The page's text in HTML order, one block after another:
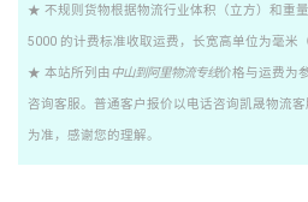
★ 不规则货物根据物流行业体积（立方）和重
5000 的计费标准收取运费，长宽高单位为毫米（
★ 本站所列由中山到阿里物流专线价格与运费为
咨询客服。普通客户报价以电话咨询凯晟物流
为准，感谢您的理解。